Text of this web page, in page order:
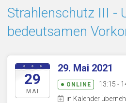
Strahlenschutz III -
bedeutsamen
29
MAI
29. Mai 2021
ONLINE
13:15 -
in Kalender